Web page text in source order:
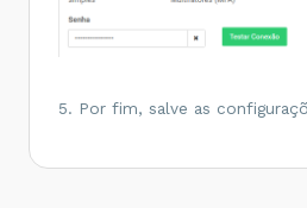
5. Por fim, salve as